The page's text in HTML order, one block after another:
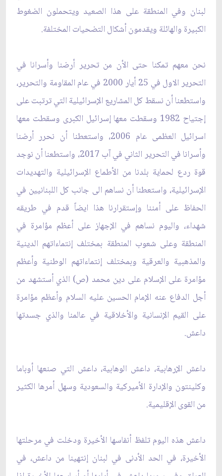
لبنان وفي المنطقة على هذا الصعيد ويتحملون الضغوط
الكبيرة والهائلة ويقدمون أشكال ‏التضحيات المختلفة. ‏
نحن معهم تمكنا حتى الأن من تحرير أرضنا وأسرانا في
التحرير الاول في 25 أيار 2000 في عام المقاومة ‏والتحرير،
واستطعنا أن نسقط كل المشاريع الإسرائيلية التي ترتبت على
إجتياح 1982 وسقطت معها إسرائيل ‏الكبرى وسقطت معها
اسرائيل العظمى عام 2006، واستعطنا أن نحرر أرضنا
وأسرانا في التحرير الثاني في آب ‏‏2017، واستطعنا أن نوجد
قوة ردع لحماية بلدنا من الأطماع الإسرائيلية والتهديدات
الإسرائيلية، واستعطنا أن ‏نساهم الى جانب كل اللبنانيين في
الحفاظ على أمننا وإستقرارنا هذا ايضاً قدم في طريقه
شهداء، واليوم نساهم في ‏الإجهاز على أعظم مؤامرة في
المنطقة وعلى شعوب المنطقة بمختلف إنتماءاتهم الدينية
والمذهبية والعرقية ‏وبمختلف إنتماءاتهم الوطنية وأعظم
مؤامرة على الإسلام على دين محمد (ص) الذي أستشهد من
أجل الدفاع عنه ‏الإمام الحسين عليه السلام وأعظم مؤامرة
على القيم الإنسانية والأخلاقية في عالمنا والذي جسدتها
داعش. ‏
داعش الإرهابية، داعش الوهابية، داعش التي صنعها أوباما
وكلينتون والإدارة الأميركية والسعودية وسهل أمرها ‏الكثير
من القوى الإقليمية.‏
داعش هذه اليوم تلفظ أنفاسها الأخيرة ودخلت في مرحلتها
الأخيرة، في الحد الأدنى في لبنان إنتهينا من داعش، في